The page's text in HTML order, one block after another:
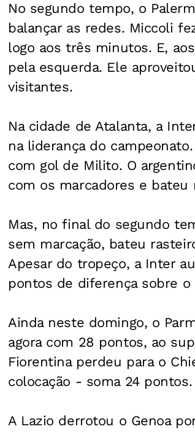
No segundo tempo, o
balançar as redes. Miccoli
logo aos três minutos. E,
pela esquerda. Ele
visitantes.
Na cidade de Atalanta, a
na liderança do
com gol de Milito. O
com os marcadores e bateu
Mas, no final do segundo
sem marcação, bateu
Apesar do tropeço, a Inter
pontos de diferença sobre o
Ainda neste domingo, o
agora com 28 pontos, ao
Fiorentina perdeu para o
colocação - soma 24 pontos.
A Lazio derrotou o Genoa